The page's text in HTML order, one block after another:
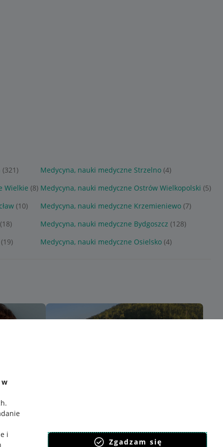
w
.
i
Zgadzam się
(321) Medycyna, nauki medyczne Strzelno (4)
Wielkie (8) Medycyna, nauki medyczne Ostrów Wielkopolski (5)
(10) Medycyna, nauki medyczne Krzemieniewo (7)
(18) Medycyna, nauki medyczne Bydgoszcz (128)
(19) Medycyna, nauki medyczne Osielsko (4)